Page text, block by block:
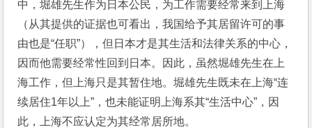
中，堀雄先生作为日本公民，为工作需要经常来到上海
（从其提供的证据也可看出，我国给予其居留许可的事
由也是“任职”），但日本才是其生活和法律关系的中心，
因而他需要经常性回到日本。因此，虽然堀雄先生在上
海工作，但上海只是其暂住地。堀雄先生既未在上海“连
续居住1年以上”，也未能证明上海系其“生活中心”，因
此，上海不应认定为其经常居所地。